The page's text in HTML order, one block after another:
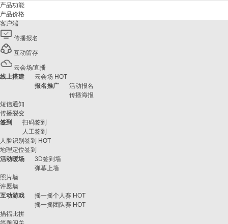
产品功能
产品价格
客户端
传播报名
互动留存
云会场/直播
线上搭建
云会场 HOT
报名推广
活动报名
传播海报
短信通知
传播裂变
签到
扫码签到
人工签到
人脸识别签到 HOT
地理定位签到
活动暖场
3D签到墙
弹幕上墙
照片墙
许愿墙
互动游戏
摇一摇个人赛 HOT
摇一摇团队赛 HOT
描福比拼